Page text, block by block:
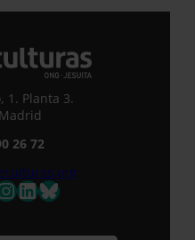
newsletter
puntuales en los
no dejes
Al
estar al tanto de
1. Planta 3.
26 72
LinkedIn
Bluesky